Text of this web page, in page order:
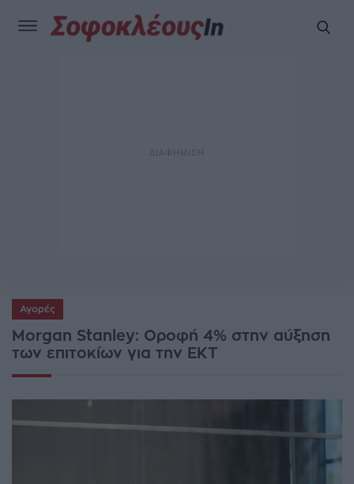
Αγορές
Morgan Stanley: Οροφή 4% στην αύξηση
των επιτοκίων για την ΕΚΤ